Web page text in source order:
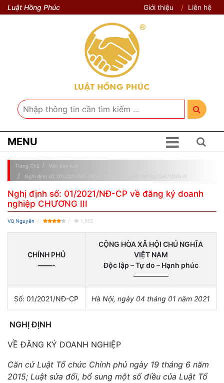
Luật Hồng Phúc Giới thiệu Liên hệ
MENU
Trang Chủ
Văn bản luật
Nghị định số: 01/2021/NĐ-CP về đăng ký doanh nghiệp CHƯƠNG III
Nghị định số: 01/2021/NĐ-CP về đăng ký doanh
nghiệp CHƯƠNG III
Vũ Nguyễn 1,502
CHÍNH PHỦ
——-
CỘNG HÒA XÃ HỘI CHỦ NGHĨA
VIỆT NAM
Độc lập – Tự do – Hạnh phúc
—————
Số: 01/2021/NĐ-CP Hà Nội, ngày 04 tháng 01 năm 2021
NGHỊ ĐỊNH
VỀ ĐĂNG KÝ DOANH NGHIỆP
Căn cứ Luật Tổ chức Chính phủ ngày 19 tháng 6 năm
2015; Luật sửa đổi, bổ sung một số điều của Luật Tổ